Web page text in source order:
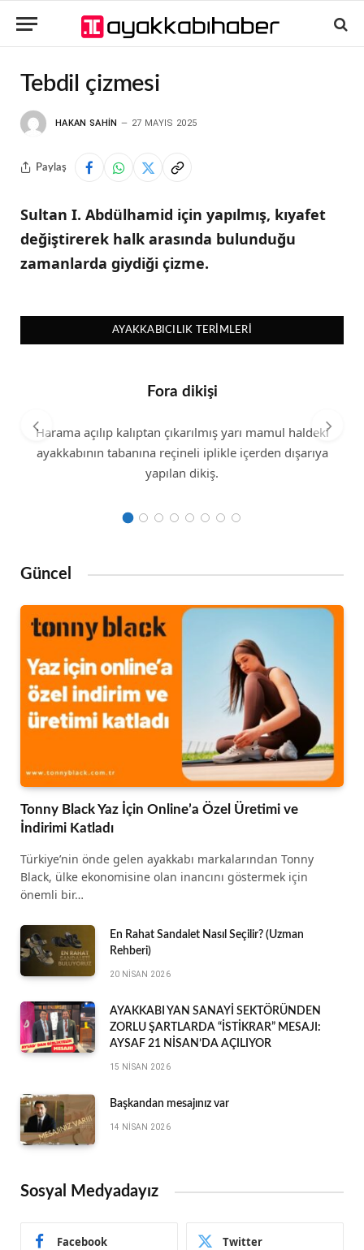
Tebdil çizmesi
HAKAN SAHIN 27 MAYIS 2025
Paylaş
Sultan I. Abdülhamid için yapılmış, kıyafet
değiştirerek halk arasında bulunduğu
zamanlarda giydiği çizme.
AYAKKABICILIK TERIMLERI
Fora dikişi
Harama açılıp kalıptan çıkarılmış yarı mamul haldeki
ayakkabının tabanına reçineli iplikle içerden dışarıya
yapılan dikiş.
Güncel
Tonny Black Yaz İçin Online’a Özel Üretimi ve
İndirimi Katladı
Türkiye’nin önde gelen ayakkabı markalarından Tonny
Black, ülke ekonomisine olan inancını göstermek için
önemli bir…
En Rahat Sandalet Nasıl Seçilir? (Uzman
Rehberi)
20 NISAN 2026
AYAKKABI YAN SANAYİ SEKTÖRÜNDEN
ZORLU ŞARTLARDA “İSTİKRAR” MESAJI:
AYSAF 21 NİSAN’DA AÇILIYOR
15 NISAN 2026
Başkandan mesajınız var
14 NISAN 2026
Sosyal Medyadayız
Facebook Twitter